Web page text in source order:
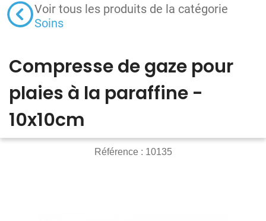
Voir tous les produits de la catégorie
Soins
Compresse de gaze pour
plaies à la paraffine -
10x10cm
Référence : 10135